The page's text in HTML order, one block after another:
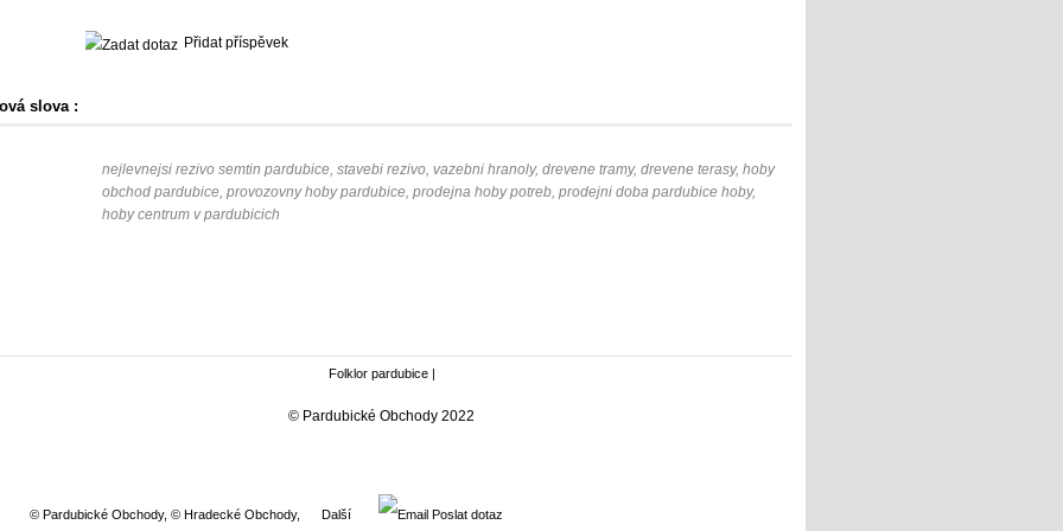
Přidat příspěvek
slova :
nejlevnejsi rezivo semtin pardubice, stavebi rezivo, vazebni hranoly, drevene tramy, drevene terasy, hoby
obchod pardubice, provozovny hoby pardubice, prodejna hoby potreb, prodejni doba pardubice hoby,
hoby centrum v pardubicich
Folklor pardubice|
© Pardubické Obchody 2022
© Pardubické Obchody, © Hradecké Obchody, Další Poslat dotaz